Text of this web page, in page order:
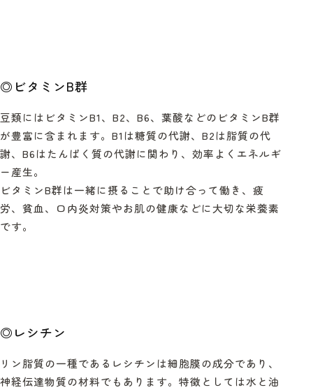
◎ ビタミンB群
豆類にはビタミンB1、 B2、 B6、葉酸などのビタミンB群
が豊富に含まれます。 B1 は糖質の代謝、 B2は脂質の代
謝、 B6はたんぱく質の代謝に関わり、効率よくエネルギ
ー産生。
ビタミンB群は一緒に摂ることで助け合って働き、疲
労、貧血、口内炎対策やお肌の健康などに大切な栄養素
です。
◎レシチン
リン脂質の一種であるレシチンは細胞膜の成分であり、
神経伝達物質の材料でもあります。特徴としては水と油